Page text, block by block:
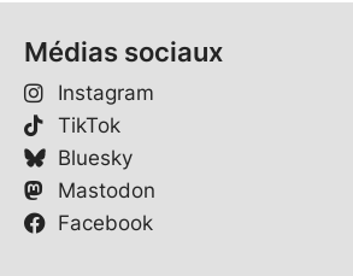
Médias sociaux
Instagram
TikTok
Bluesky
Mastodon
Facebook